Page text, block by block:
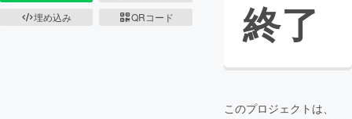
埋め込み
QRコード 終了
このプロジェクトは、